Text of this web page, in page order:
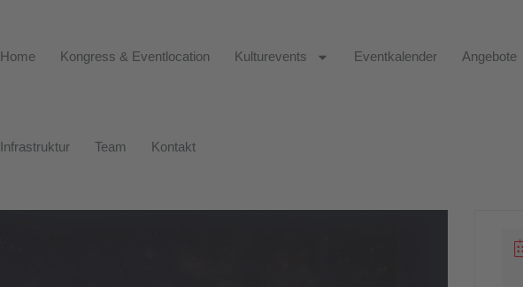
Home Kongress & Eventlocation Kulturevents Eventkalender Angebote
Infrastruktur Team Kontakt